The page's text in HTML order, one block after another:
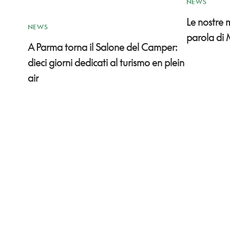
NEWS
A Parma torna il Salone del Camper:
dieci giorni dedicati al turismo en plein
air
NEWS
Le nostre
parola di